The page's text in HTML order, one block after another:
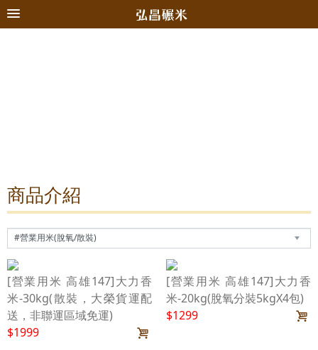
商品介紹
[營業用米 高雄147]大力香
米-30kg(散裝，大榮貨運配
送，非聯運區域免運)
$1999
[營業用米 高雄147]大力香
米-20kg(脫氧分裝5kgX4包)
$1299